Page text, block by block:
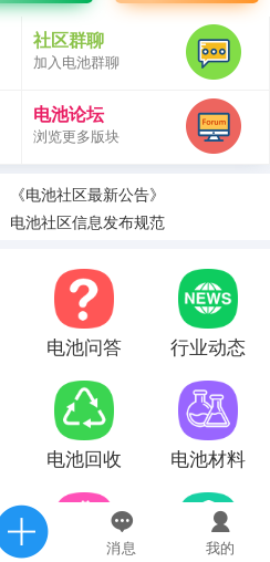
消息 我的
社区群聊
加入电池群聊
电池论坛
浏览更多版块
《电池社区最新公告》
电池社区信息发布规范
电池问答 行业动态
电池回收 电池材料